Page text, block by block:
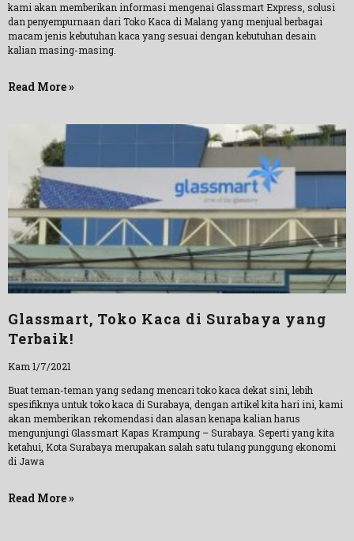
kami akan memberikan informasi mengenai Glassmart Express, solusi
dan penyempurnaan dari Toko Kaca di Malang yang menjual berbagai
macam jenis kebutuhan kaca yang sesuai dengan kebutuhan desain
kalian masing-masing.
Read More »
Glassmart, Toko Kaca di Surabaya yang
Terbaik!
Kam 1/7/2021
Buat teman-teman yang sedang mencari toko kaca dekat sini, lebih
spesifiknya untuk toko kaca di Surabaya, dengan artikel kita hari ini, kami
akan memberikan rekomendasi dan alasan kenapa kalian harus
mengunjungi Glassmart Kapas Krampung – Surabaya. Seperti yang kita
ketahui, Kota Surabaya merupakan salah satu tulang punggung ekonomi
di Jawa
Read More »